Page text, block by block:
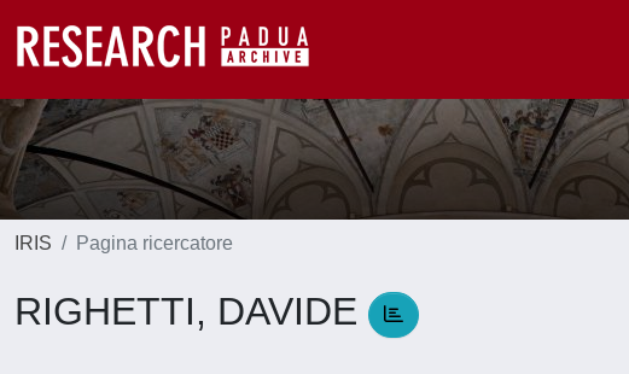
IRIS Pagina ricercatore
RIGHETTI, DAVIDE